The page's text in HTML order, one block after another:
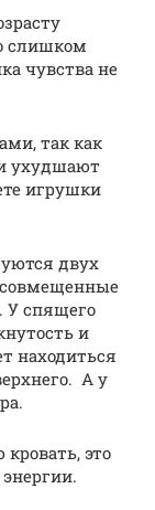
слишком
чувства не
так как
ухудшают
игрушки
двух
совмещенные
У спящего
и
находиться
А у
это